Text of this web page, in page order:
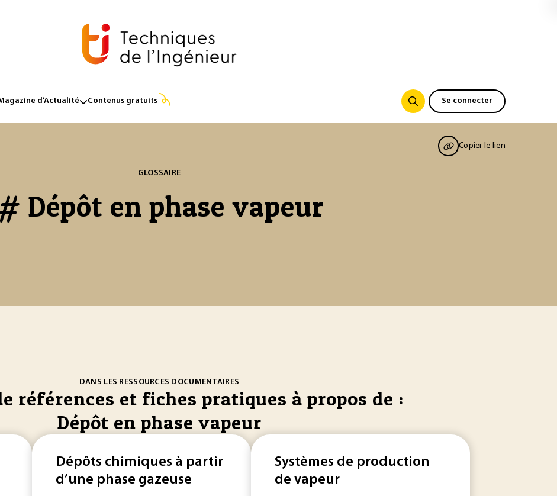
d’Actualité Contenus gratuits Se connecter
Copier le lien
GLOSSAIRE
Dépôt en phase vapeur
DANS LES RESSOURCES DOCUMENTAIRES
références et fiches pratiques à propos de :
Dépôt en phase vapeur
Dépôts chimiques à partir
d’une phase gazeuse
Systèmes de production
de vapeur